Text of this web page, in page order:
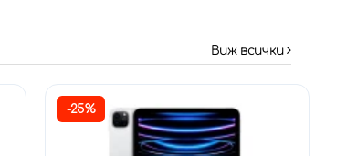
Виж всички
-25%